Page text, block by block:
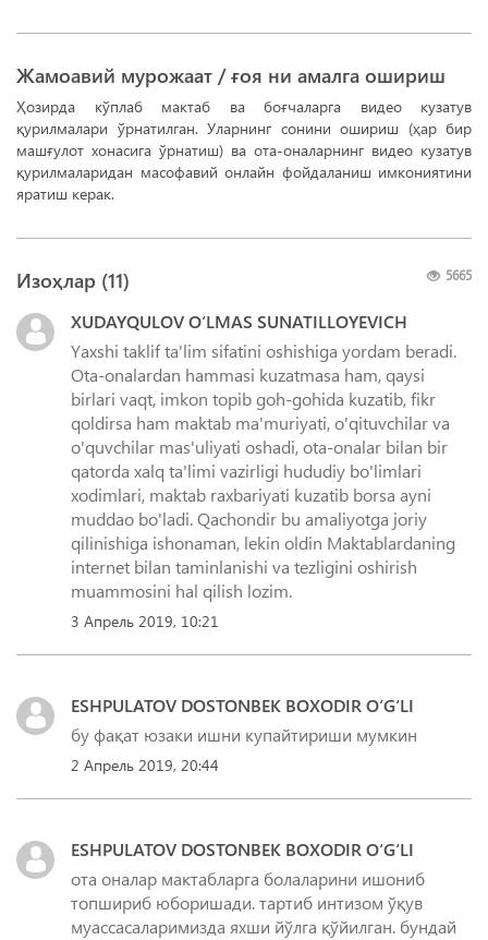
Жамоавий мурожаат / ғоя ни амалга ошириш
Ҳозирда кўплаб мактаб ва боғчаларга видео кузатув
қурилмалари ўрнатилган. Уларнинг сонини ошириш (ҳар бир
машғулот хонасига ўрнатиш) ва ота-оналарнинг видео кузатув
қурилмаларидан масофавий онлайн фойдаланиш имкониятини
яратиш керак.
5665
Изоҳлар (11)
XUDAYQULOV O‘LMAS SUNATILLOYEVICH
Yaxshi taklif ta'lim sifatini oshishiga yordam beradi.
Ota-onalardan hammasi kuzatmasa ham, qaysi
birlari vaqt, imkon topib goh-gohida kuzatib, fikr
qoldirsa ham maktab ma'muriyati, o'qituvchilar va
o'quvchilar mas'uliyati oshadi, ota-onalar bilan bir
qatorda xalq ta'limi vazirligi hududiy bo'limlari
xodimlari, maktab raxbariyati kuzatib borsa ayni
muddao bo'ladi. Qachondir bu amaliyotga joriy
qilinishiga ishonaman, lekin oldin Maktablardaning
internet bilan taminlanishi va tezligini oshirish
muammosini hal qilish lozim.
3 Апрель 2019, 10:21
ESHPULATOV DOSTONBEK BOXODIR O‘G‘LI
бу фақат юзаки ишни купайтириши мумкин
2 Апрель 2019, 20:44
ESHPULATOV DOSTONBEK BOXODIR O‘G‘LI
ота оналар мактабларга болаларини ишониб
топшириб юборишади. тартиб интизом ўқув
муассасаларимизда яхши йўлга қўйилган. бундай